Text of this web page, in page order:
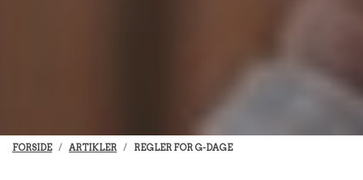
FORSIDE ARTIKLER REGLER FOR G-DAGE